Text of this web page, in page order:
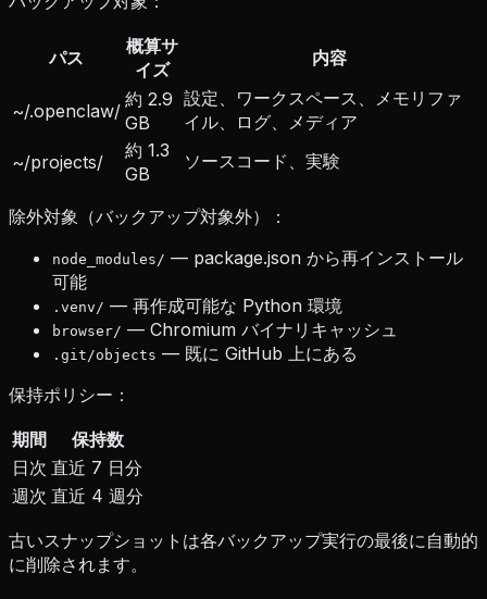
パス
概算サ
イズ
内容
~/.openclaw/
約 2.9
GB
設定、ワークスペース、メモリファ
イル、ログ、メディア
~/projects/
約 1.3
GB
ソースコード、実験
除外対象（バックアップ対象外）：
node_modules/ — package.json から再インストール
可能
.venv/ — 再作成可能な Python 環境
browser/ — Chromium バイナリキャッシュ
.git/objects — 既に GitHub 上にある
保持ポリシー：
期間
保持数
日次 直近 7 日分
週次 直近 4 週分
古いスナップショットは各バックアップ実行の最後に自動的
に削除されます。